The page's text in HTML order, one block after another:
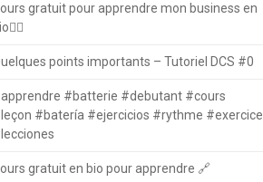
gratuit pour apprendre mon business en
points importants – Tutoriel DCS #0
#batterie #debutant #cours
#batería #ejercicios #rythme #exercice
gratuit en bio pour apprendre 🔗